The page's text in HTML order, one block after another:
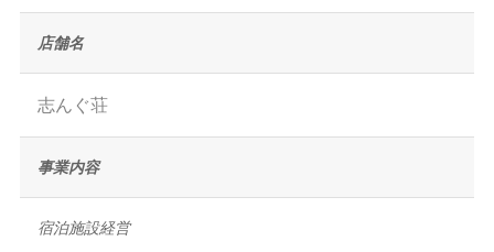
店舗名
志んぐ荘
事業内容
宿泊施設経営